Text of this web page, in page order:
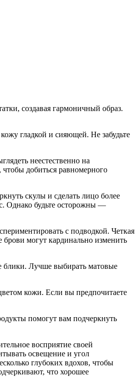
создавая гармоничный образ.
гладкой и сияющей. Не забудьте
неестественно на
добиться равномерного
скулы и сделать лицо более
Однако будьте осторожны —
с подводкой. Четкая
могут кардинально изменить
блики. Лучше выбирать матовые
кожи. Если вы предпочитаете
помогут вам подчеркнуть
восприятие своей
освещение и угол
глубоких вдохов, чтобы
что хорошее